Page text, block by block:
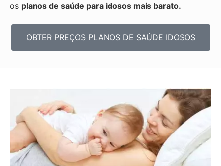
os planos de saúde para idosos mais barato.
OBTER PREÇOS PLANOS DE SAÚDE IDOSOS